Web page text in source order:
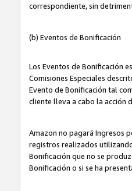
correspondiente, sin
(b) Eventos de Bonificación
Los Eventos de Bonificación
Comisiones Especiales
Evento de Bonificación tal
cliente lleva a cabo la acción
Amazon no pagará Ingresos
registros realizados
Bonificación que no se
Bonificación o si se ha